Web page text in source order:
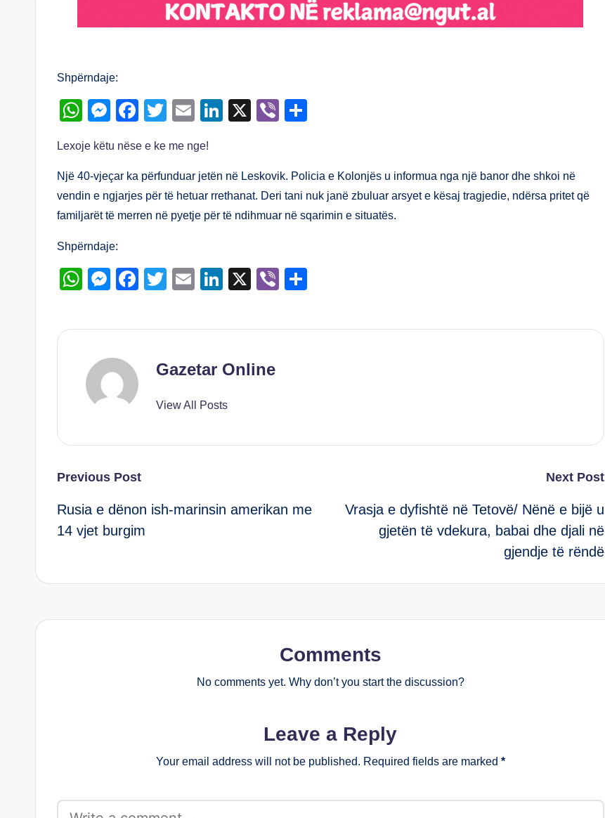
Shpërndaje:
W
at
s
A
p
p
M
ss
e
n
g
er
F
c
e
b
o
k
T
tt
er
E
ail
Li
e
dI
n
X
Vi
e
Lexoje këtu nëse e ke me nge!
Një 40-vjeçar ka përfunduar jetën në Leskovik. Policia e Kolonjës u informua nga një banor dhe shkoi në
vendin e ngjarjes për të hetuar rrethanat. Deri tani nuk janë zbuluar arsyet e kësaj tragjedie, ndërsa pritet që
familjarët të merren në pyetje për të ndihmuar në sqarimin e situatës.
Shpërndaje:
W
at
A
p
M
ss
n
g
F
c
T
tt
E
ail
Li
k
dI
X
Vi
er ar
Gazetar Online
View All Posts
Post
navigation
Previous Post
Rusia e dënon ish-marinsin amerikan me
14 vjet burgim
Next Post
Vrasja e dyfishtë në Tetovë/ Nënë e bijë u
gjetën të vdekura, babai dhe djali në
gjendje të rëndë
Comments
No comments yet. Why don’t you start the discussion?
Leave a Reply
Your email address will not be published. Required fields are marked *